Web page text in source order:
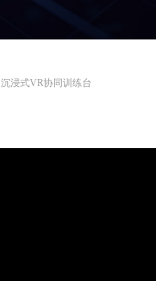
沉浸式VR协同训练台